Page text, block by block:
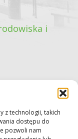
z technologii, takich
dostępu do
pozwoli nam
i